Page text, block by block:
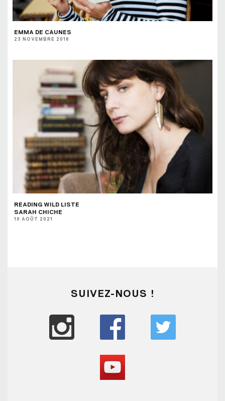
EMMA DE CAUNES
23 NOVEMBRE 2016
READING WILD LISTE
SARAH CHICHE
10 AOÛT 2021
SUIVEZ-NOUS !